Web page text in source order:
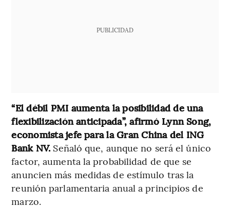
PUBLICIDAD
“El débil PMI aumenta la posibilidad de una
flexibilización anticipada”, afirmó Lynn Song,
economista jefe para la Gran China del ING
Bank NV. Señaló que, aunque no será el único
factor, aumenta la probabilidad de que se
anuncien más medidas de estímulo tras la
reunión parlamentaria anual a principios de
marzo.